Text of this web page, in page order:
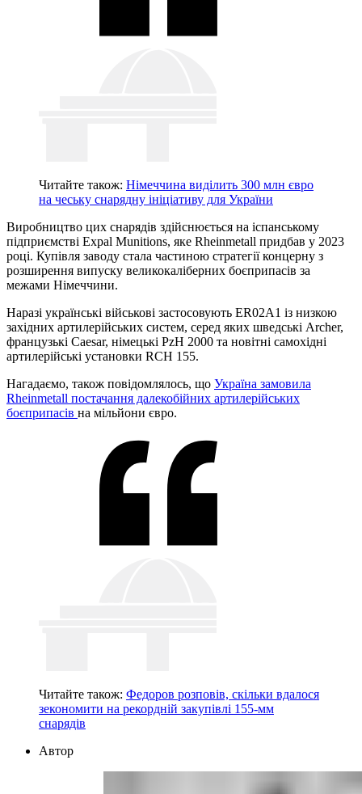
Читайте також: Німеччина виділить 300 млн євро
на чеську снарядну ініціативу для України
Виробництво цих снарядів здійснюється на іспанському
підприємстві Expal Munitions, яке Rheinmetall придбав у 2023
році. Купівля заводу стала частиною стратегії концерну з
розширення випуску великокаліберних боєприпасів за
межами Німеччини.
Наразі українські військові застосовують ER02A1 із низкою
західних артилерійських систем, серед яких шведські Archer,
французькі Caesar, німецькі PzH 2000 та новітні самохідні
артилерійські установки RCH 155.
Нагадаємо, також повідомлялось, що Україна замовила
Rheinmetall постачання далекобійних артилерійських
боєприпасів на мільйони євро.
Читайте також: Федоров розповів, скільки вдалося
зекономити на рекордній закупівлі 155-мм
снарядів
Автор